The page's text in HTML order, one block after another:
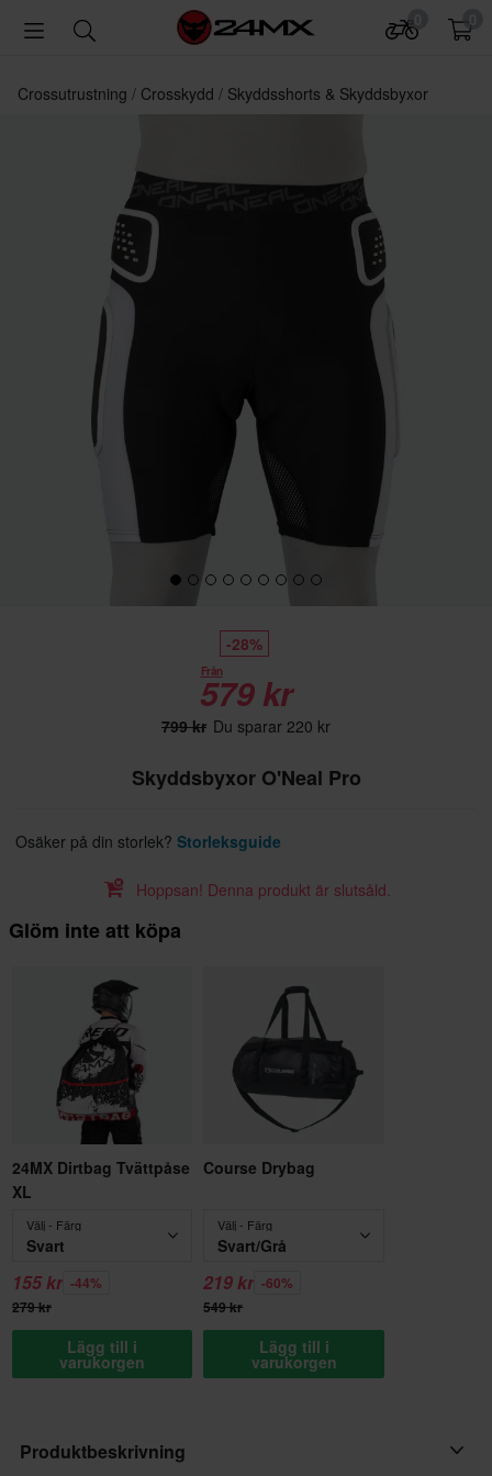
Crossutrustning Crosskydd Skyddsshorts & Skyddsbyxor
-28%
Från
579 kr
799 kr Du sparar 220 kr
Skyddsbyxor O'Neal Pro
Osäker på din storlek? Storleksguide
Hoppsan! Denna produkt är slutsåld.
Glöm inte att köpa
24MX Dirtbag Tvättpåse
XL
Välj - Färg
Svart
155 kr -44%
279 kr
Lägg till i
varukorgen
Course Drybag
Välj - Färg
Svart/Grå
219 kr -60%
549 kr
Lägg till i
varukorgen
Produktbeskrivning